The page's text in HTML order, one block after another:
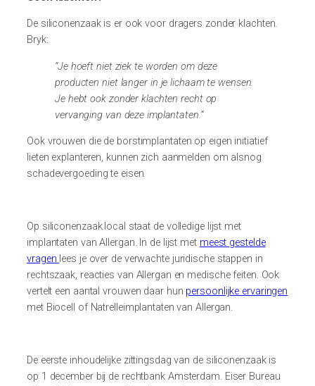
De siliconenzaak is er ook voor dragers zonder klachten.
Bryk:
“Je hoeft niet ziek te worden om deze
producten niet langer in je lichaam te wensen.
Je hebt ook zonder klachten recht op
vervanging van deze implantaten.”
Ook vrouwen die de borstimplantaten op eigen initiatief
lieten explanteren, kunnen zich aanmelden om alsnog
schadevergoeding te eisen.
Op siliconenzaak.local staat de volledige lijst met
implantaten van Allergan. In de lijst met meest gestelde
vragen lees je over de verwachte juridische stappen in
rechtszaak, reacties van Allergan en medische feiten. Ook
vertelt een aantal vrouwen daar hun persoonlijke ervaringen
met Biocell of Natrelleimplantaten van Allergan.
De eerste inhoudelijke zittingsdag van de siliconenzaak is
op 1 december bij de rechtbank Amsterdam. Eiser Bureau